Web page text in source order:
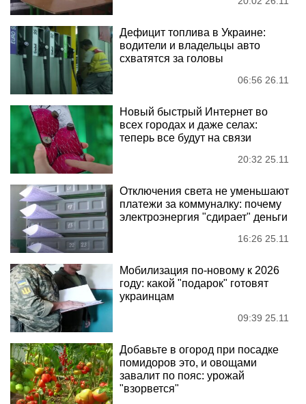
Дефицит топлива в Украине:
водители и владельцы авто
схватятся за головы
06:56 26.11
Новый быстрый Интернет во
всех городах и даже селах:
теперь все будут на связи
20:32 25.11
Отключения света не уменьшают
платежи за коммуналку: почему
электроэнергия "сдирает" деньги
16:26 25.11
Мобилизация по-новому к 2026
году: какой "подарок" готовят
украинцам
09:39 25.11
Добавьте в огород при посадке
помидоров это, и овощами
завалит по пояс: урожай
"взорвется"